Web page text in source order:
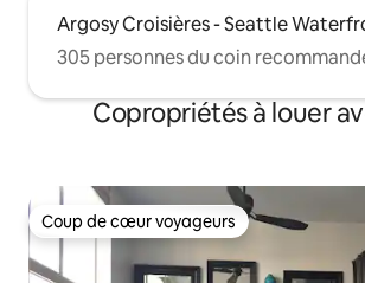
Argosy Croisières - Seattle
305 personnes du coin
Copropriétés à louer
Coup de cœur voyageurs
Coup de cœur voyageurs